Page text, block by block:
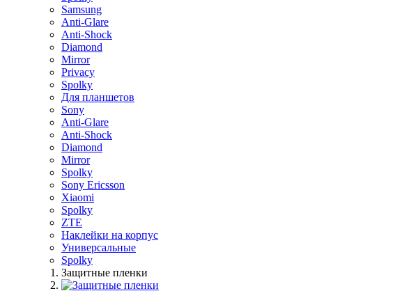
Samsung
Anti-Glare
Anti-Shock
Diamond
Mirror
Privacy
Spolky
Для планшетов
Sony
Anti-Glare
Anti-Shock
Diamond
Mirror
Spolky
Sony Ericsson
Xiaomi
Spolky
ZTE
Наклейки на корпус
Универсальные
Spolky
Защитные пленки